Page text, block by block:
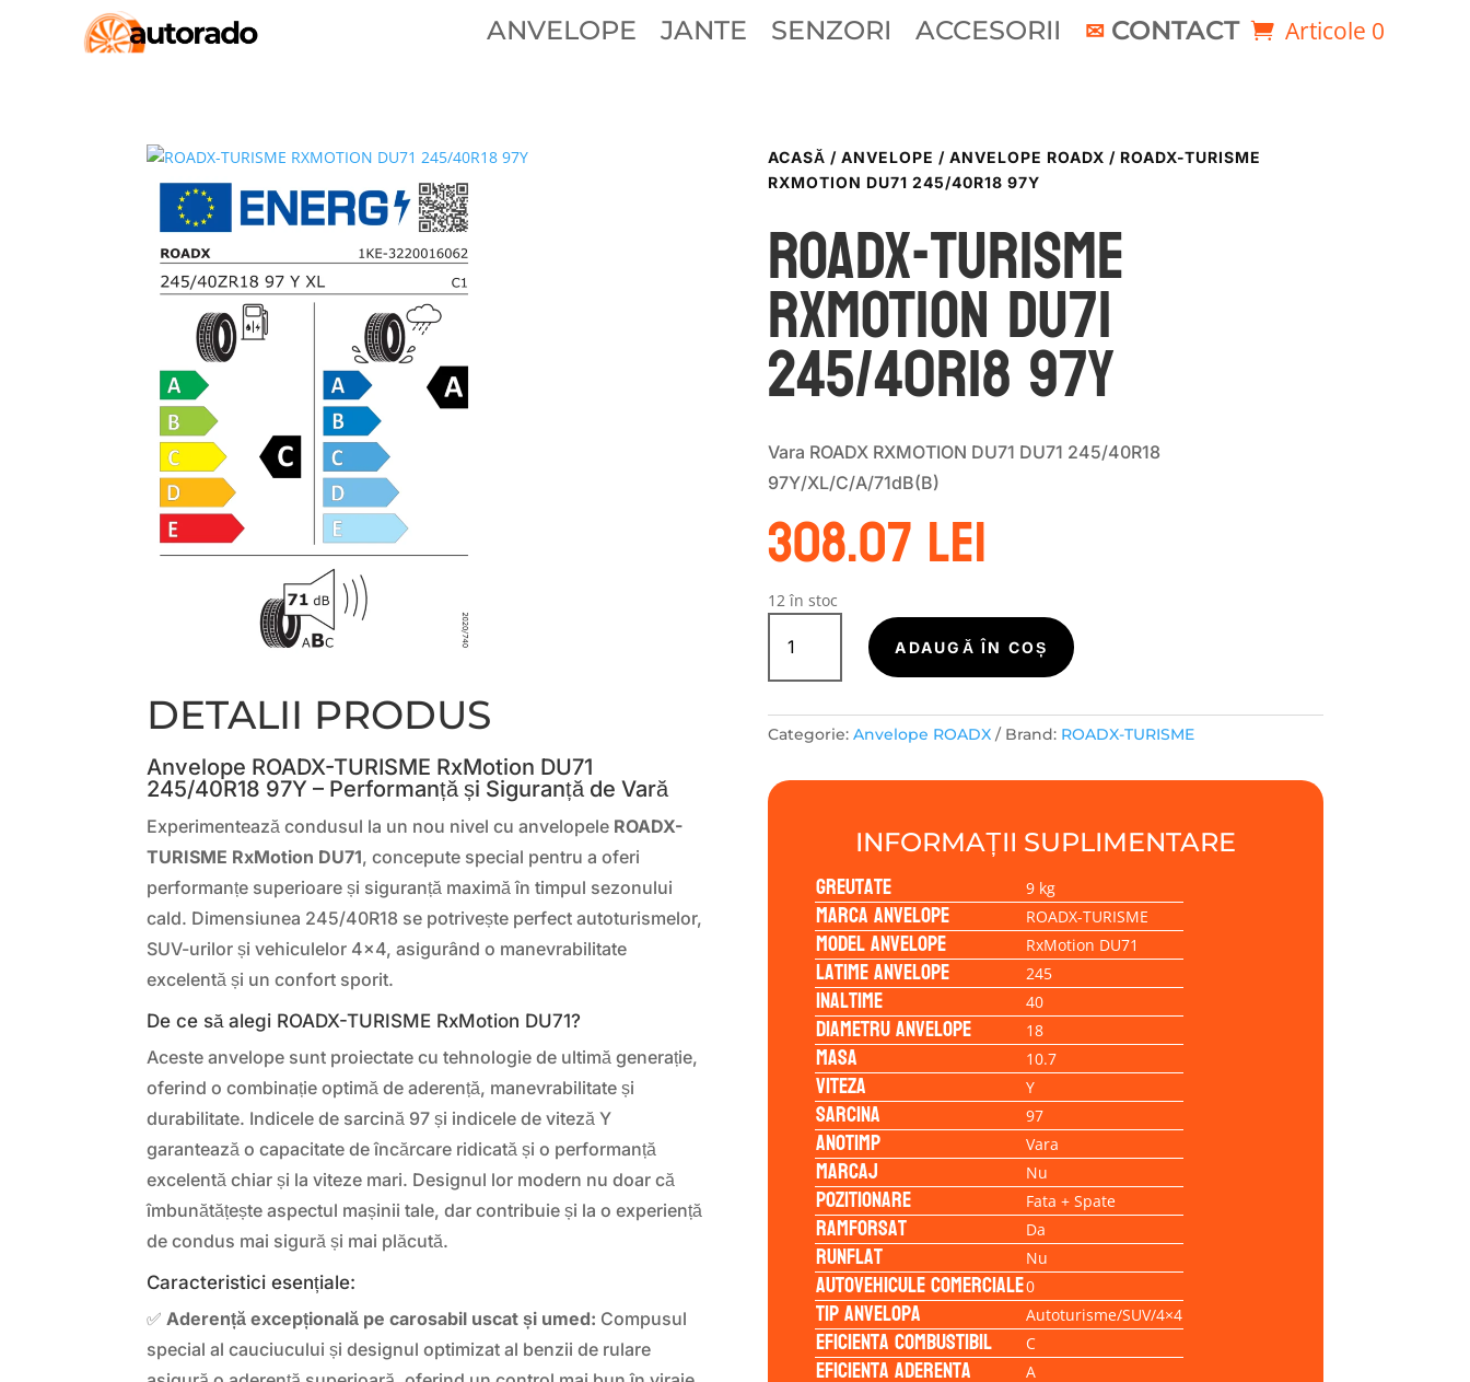
ANVELOPE JANTE SENZORI ACCESORII CONTACT Articole 0
DETALII PRODUS
Anvelope ROADX-TURISME RxMotion DU71
245/40R18 97Y – Performanță și Siguranță de Vară
Experimentează condusul la un nou nivel cu anvelopele ROADX-
TURISME RxMotion DU71, concepute special pentru a oferi
performanțe superioare și siguranță maximă în timpul sezonului
cald. Dimensiunea 245/40R18 se potrivește perfect autoturismelor,
SUV-urilor și vehiculelor 4×4, asigurând o manevrabilitate
excelentă și un confort sporit.
De ce să alegi ROADX-TURISME RxMotion DU71?
Aceste anvelope sunt proiectate cu tehnologie de ultimă generație,
oferind o combinație optimă de aderență, manevrabilitate și
durabilitate. Indicele de sarcină 97 și indicele de viteză Y
garantează o capacitate de încărcare ridicată și o performanță
excelentă chiar și la viteze mari. Designul lor modern nu doar că
îmbunătățește aspectul mașinii tale, dar contribuie și la o experiență
de condus mai sigură și mai plăcută.
Caracteristici esențiale:
✅ Aderență excepțională pe carosabil uscat și umed: Compusul
special al cauciucului și designul optimizat al benzii de rulare
ACASĂ / ANVELOPE / ANVELOPE ROADX / ROADX-TURISME
RXMOTION DU71 245/40R18 97Y
ROADX-TURISME
RXMOTION DU71
245/40R18 97Y
Vara ROADX RXMOTION DU71 DU71 245/40R18
97Y/XL/C/A/71dB(B)
308.07lei
12 în stoc
Cantitate
ROADX-
TURISME
DU71
245/40R18
97Y
ADAUGĂ ÎN COȘ
Categorie: Anvelope ROADX Brand: ROADX-TURISME
INFORMAȚII SUPLIMENTARE
Greutate 9 kg
Marca anvelope ROADX-TURISME
Model anvelope RxMotion DU71
Latime anvelope 245
Inaltime 40
Diametru anvelope 18
Masa 10.7
Viteza Y
Sarcina 97
Anotimp Vara
Marcaj Nu
Pozitionare Fata + Spate
Ramforsat Da
Runflat Nu
Autovehicule comerciale0
Tip anvelopa Autoturisme/SUV/4×4
Eficienta Combustibil C
Eficienta Aderenta A